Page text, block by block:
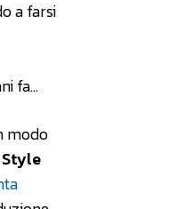
a farsi
fa…
modo